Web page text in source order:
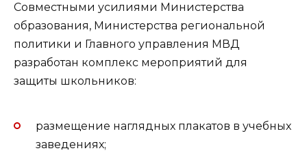
Совместными усилиями Министерства
образования, Министерства региональной
политики и Главного управления МВД
разработан комплекс мероприятий для
защиты школьников:
размещение наглядных плакатов в учебных
заведениях;